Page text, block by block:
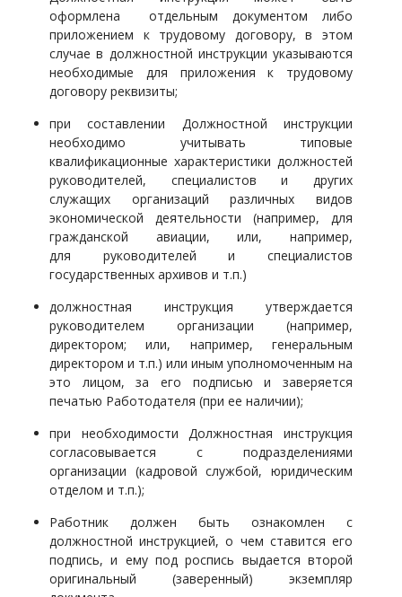
оформлена отдельным документом либо
приложением к трудовому договору, в этом
случае в должностной инструкции указываются
необходимые для приложения к трудовому
договору реквизиты;
при составлении Должностной инструкции
необходимо учитывать типовые
квалификационные характеристики должностей
руководителей, специалистов и других
служащих организаций различных видов
экономической деятельности (например, для
гражданской авиации, или, например,
для руководителей и специалистов
государственных архивов и т.п.)
должностная инструкция утверждается
руководителем организации (например,
директором; или, например, генеральным
директором и т.п.) или иным уполномоченным на
это лицом, за его подписью и заверяется
печатью Работодателя (при ее наличии);
при необходимости Должностная инструкция
согласовывается с подразделениями
организации (кадровой службой, юридическим
отделом и т.п.);
Работник должен быть ознакомлен с
должностной инструкцией, о чем ставится его
подпись, и ему под роспись выдается второй
оригинальный (заверенный) экземпляр